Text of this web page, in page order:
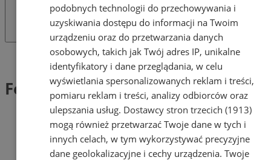
Tag: Ferie w bibliotece
Ferie w bibliotece (1)
podobnych technologii do przechowywania i
uzyskiwania dostępu do informacji na Twoim
urządzeniu oraz do przetwarzania danych
osobowych, takich jak Twój adres IP, unikalne
identyfikatory i dane przeglądania, w celu
wyświetlania spersonalizowanych reklam i treści,
pomiaru reklam i treści, analizy odbiorców oraz
ulepszania usług. Dostawcy stron trzecich (1913)
mogą również przetwarzać Twoje dane w tych i
innych celach, w tym wykorzystywać precyzyjne
dane geolokalizacyjne i cechy urządzenia. Twoje